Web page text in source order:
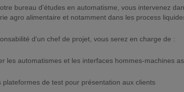
bureau d'études en automatisme, vous intervenez
agro alimentaire et notamment dans les process
d'un chef de projet, vous serez en charge de :
les automatismes et les interfaces hommes-machines
plateformes de test pour présentation aux clients